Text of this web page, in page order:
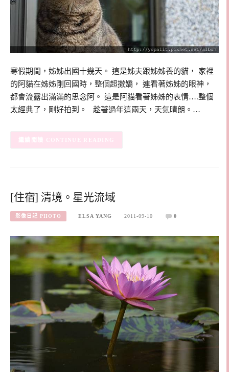
寒假期間，姊姊出國十幾天。 這是姊夫跟姊姊養的貓， 家裡
的阿貓在姊姊剛回國時，整個超撒嬌， 連看著姊姊的眼神，
都會流露出滿滿的思念阿。 這是阿貓看著姊姊的表情….整個
太經典了，剛好拍到。 趁著過年這兩天，天氣晴朗。…
CONTINUE READING
[住宿] 清境。星光流域
影像日記 PHOTO ELSA YANG 2011-09-10 0